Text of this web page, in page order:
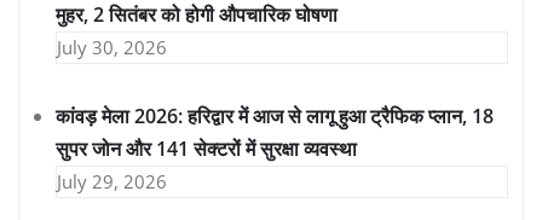
मुहर, 2 सितंबर को होगी औपचारिक घोषणा
July 30, 2026
कांवड़ मेला 2026: हरिद्वार में आज से लागू हुआ ट्रैफिक प्लान, 18
सुपर जोन और 141 सेक्टरों में सुरक्षा व्यवस्था
July 29, 2026